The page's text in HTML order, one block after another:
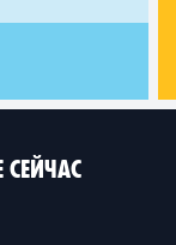
СЕЙЧАС